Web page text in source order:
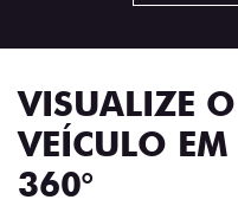
VISUALIZE O
VEÍCULO EM
360°